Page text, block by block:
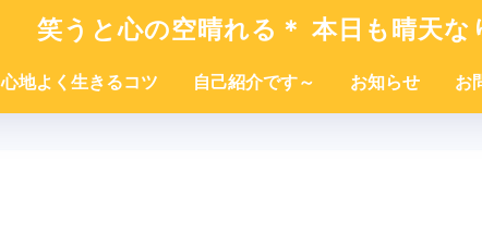
笑うと心の空晴れる＊ 本日も晴天な
心地よく生きるコツ 自己紹介です～ お知らせ お